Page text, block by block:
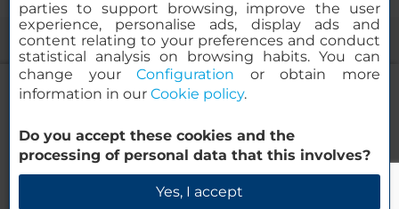
NH Collection Bogotá Hacienda Royal
Verifica la disponibilità
© 2000-2026 MINOR HOTELS EUROPE & AMERICAS Santa Engracia
120. 28003 Madrid, Spagna
parties to support browsing, improve the user
experience, personalise ads, display ads and
content relating to your preferences and conduct
statistical analysis on browsing habits. You can
change yourConfiguration or obtain more
information in our Cookie policy.
Do you accept these cookies and the
processing of personal data that this involves?
Yes, I accept